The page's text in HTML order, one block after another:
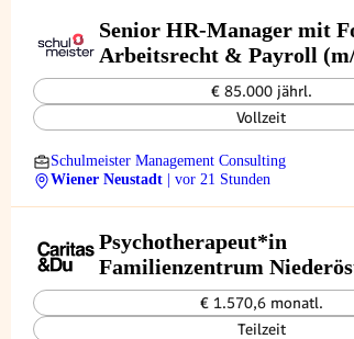
Senior HR-Manager mit
Arbeitsrecht & Payroll
€ 85.000 jährl.
Vollzeit
Schulmeister Management Consulting
Wiener Neustadt
| vor 21 Stunden
Psychotherapeut*in
Familienzentrum
(Wiener Neustadt)
€ 1.570,6 monatl.
Teilzeit